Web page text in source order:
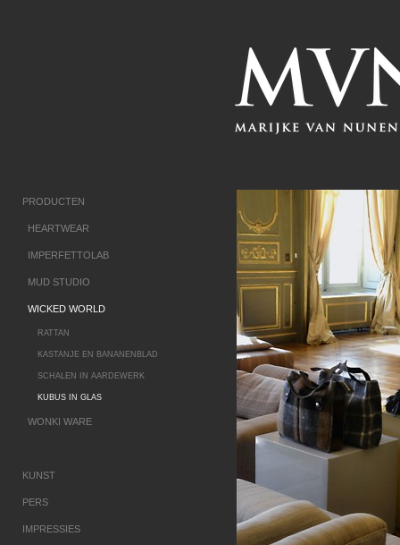
PRODUCTEN
HEARTWEAR
IMPERFETTOLAB
MUD STUDIO
WICKED WORLD
RATTAN
KASTANJE EN BANANENBLAD
SCHALEN IN AARDEWERK
KUBUS IN GLAS
WONKI WARE
KUNST
PERS
IMPRESSIES